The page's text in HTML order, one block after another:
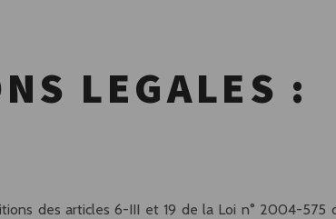
LEGALES :
des articles 6-III et 19 de la Loi n° 2004-575